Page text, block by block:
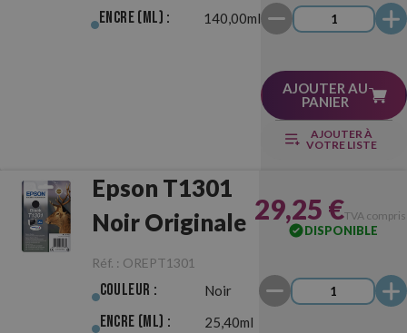
Compatible
Encre (ml) : 140,00ml
AJOUTER AU
PANIER
AJOUTER À
VOTRE LISTE
Epson T1301
Noir Originale
Réf. : OREPT1301
Couleur : Noir
Encre (ml) : 25,40ml
29,25 €TVA
DISPONIBLE